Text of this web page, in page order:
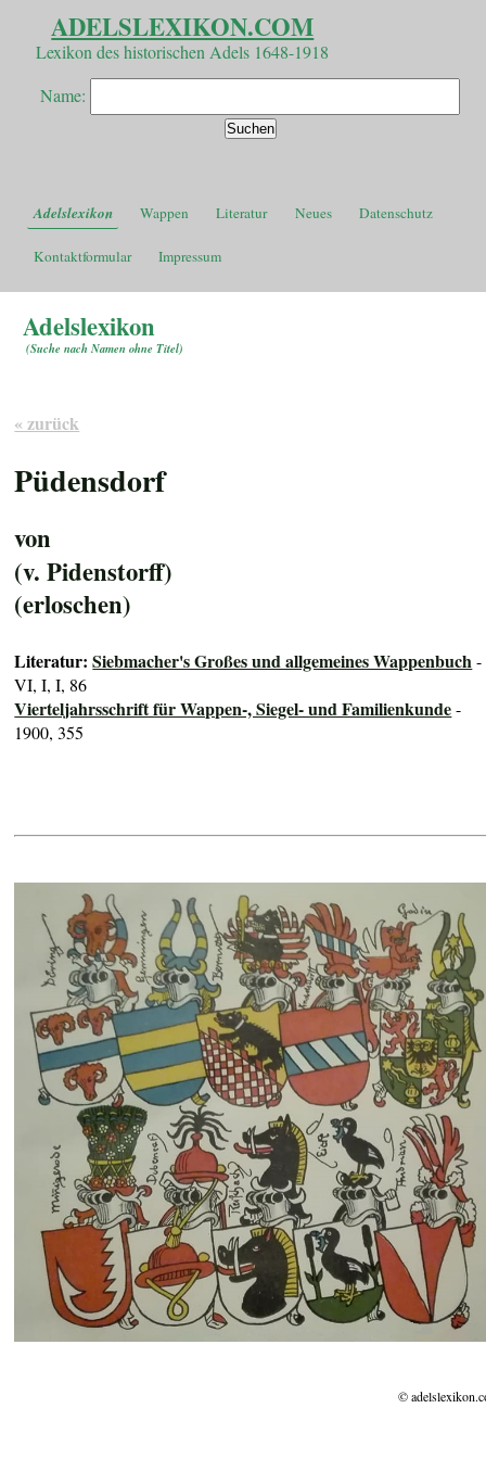
ADELSLEXIKON.COM
Lexikon des historischen Adels 1648-1918
Name:
Adelslexikon Wappen Literatur Neues Datenschutz
Kontaktformular Impressum
Adelslexikon
(Suche nach Namen ohne Titel)
« zurück
Püdensdorf
von
(v. Pidenstorff)
(erloschen)
Literatur:Siebmacher's Großes und allgemeines Wappenbuch-
VI, I, I, 86
Vierteljahrsschrift für Wappen-, Siegel- und Familienkunde-
1900, 355
©